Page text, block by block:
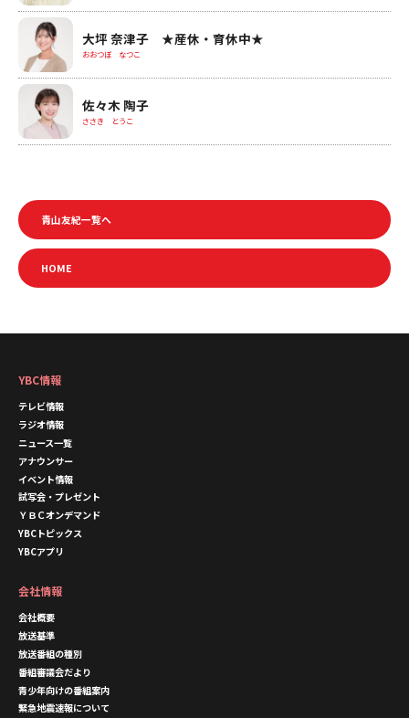
大坪 奈津子 ★産休・育休中★
おおつぼ なつこ
佐々木 陶子
ささき とうこ
青山友紀一覧へ
HOME
YBC情報
テレビ情報
ラジオ情報
ニュース一覧
アナウンサー
イベント情報
試写会・プレゼント
ＹＢＣオンデマンド
YBCトピックス
YBCアプリ
会社情報
会社概要
放送基準
放送番組の種別
番組審議会だより
青少年向けの番組案内
緊急地震速報について